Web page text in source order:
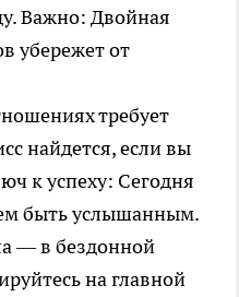
Важно: Двойная
убережет от
требует
найдется, если вы
к успеху: Сегодня
быть услышанным.
— в бездонной
на главной